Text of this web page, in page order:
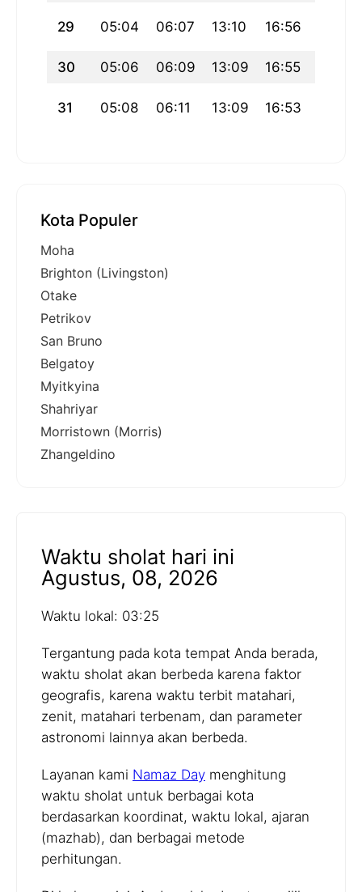
29 05:04 06:07 13:10 16:56
30 05:06 06:09 13:09 16:55
31 05:08 06:11 13:09 16:53
Kota Populer
Moha
Brighton (Livingston)
Otake
Petrikov
San Bruno
Belgatoy
Myitkyina
Shahriyar
Morristown (Morris)
Zhangeldino
Waktu sholat hari ini
Agustus, 08, 2026
Waktu lokal: 03:25
Tergantung pada kota tempat Anda berada,
waktu sholat akan berbeda karena faktor
geografis, karena waktu terbit matahari,
zenit, matahari terbenam, dan parameter
astronomi lainnya akan berbeda.
Layanan kami Namaz Day menghitung
waktu sholat untuk berbagai kota
berdasarkan koordinat, waktu lokal, ajaran
(mazhab), dan berbagai metode
perhitungan.